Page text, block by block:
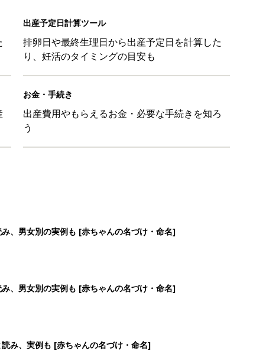
出産予定日計算ツール
排卵日や最終生理日から出産予定日を計算した
り、妊活のタイミングの目安も
お金・手続き
出産費用やもらえるお金・必要な手続きを知ろ
う
、男女別の実例も [赤ちゃんの名づけ・命名]
、男女別の実例も [赤ちゃんの名づけ・命名]
み、実例も [赤ちゃんの名づけ・命名]